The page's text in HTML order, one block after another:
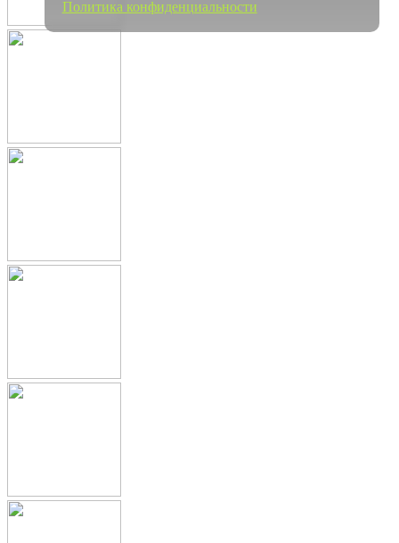
Политика конфиденциальности